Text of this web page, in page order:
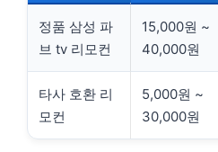
정품 삼성 파
브 tv 리모컨
15,000원 ~
40,000원
타사 호환 리
모컨
5,000원 ~
30,000원